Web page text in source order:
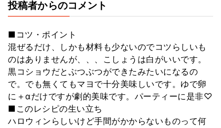
投稿者からのコメント
■コツ・ポイント
混ぜるだけ、しかも材料も少ないのでコツらしいも
のはありませんが、、、こしょうは白がいいです。
黒コショウだとぶつぶつができたみたいになるの
で。でも無くてもマヨで十分美味しいです。ゆで卵
に＋αだけですが劇的美味です。パーティーに是非♡
■このレシピの生い立ち
ハロウィンらしいけど手間がかからないものって何